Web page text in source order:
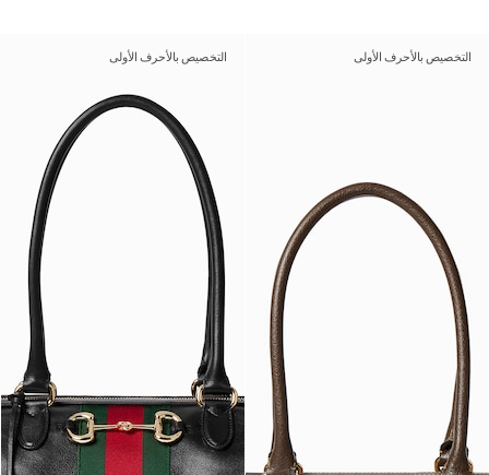
التخصيص بالأحرف الأولى التخصيص بالأحرف الأولى